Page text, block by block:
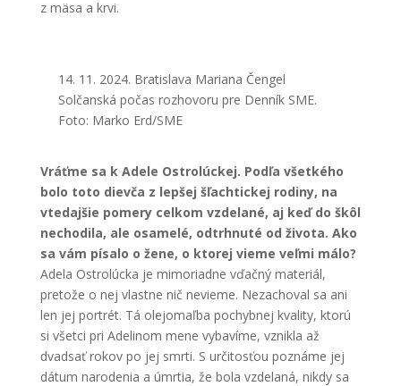
z mäsa a krvi.
14. 11. 2024. Bratislava Mariana Čengel
Solčanská počas rozhovoru pre Denník SME.
Foto: Marko Erd/SME
Vráťme sa k Adele Ostrolúckej. Podľa všetkého
bolo toto dievča z lepšej šľachtickej rodiny, na
vtedajšie pomery celkom vzdelané, aj keď do škôl
nechodila, ale osamelé, odtrhnuté od života. Ako
sa vám písalo o žene, o ktorej vieme veľmi málo?
Adela Ostrolúcka je mimoriadne vďačný materiál,
pretože o nej vlastne nič nevieme. Nezachoval sa ani
len jej portrét. Tá olejomaľba pochybnej kvality, ktorú
si všetci pri Adelinom mene vybavíme, vznikla až
dvadsať rokov po jej smrti. S určitosťou poznáme jej
dátum narodenia a úmrtia, že bola vzdelaná, nikdy sa